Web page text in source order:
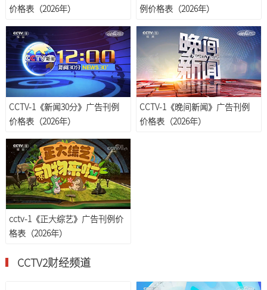
价格表（2026年）
例价格表（2026年）
CCTV-1《新闻30分》广告刊例
价格表（2026年）
CCTV-1《晚间新闻》广告刊例
价格表（2026年）
cctv-1《正大综艺》广告刊例价
格表（2026年）
CCTV2财经频道